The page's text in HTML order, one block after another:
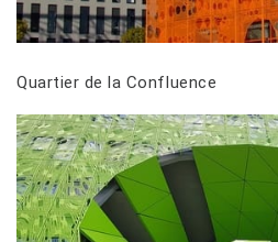
Quartier de la Confluence